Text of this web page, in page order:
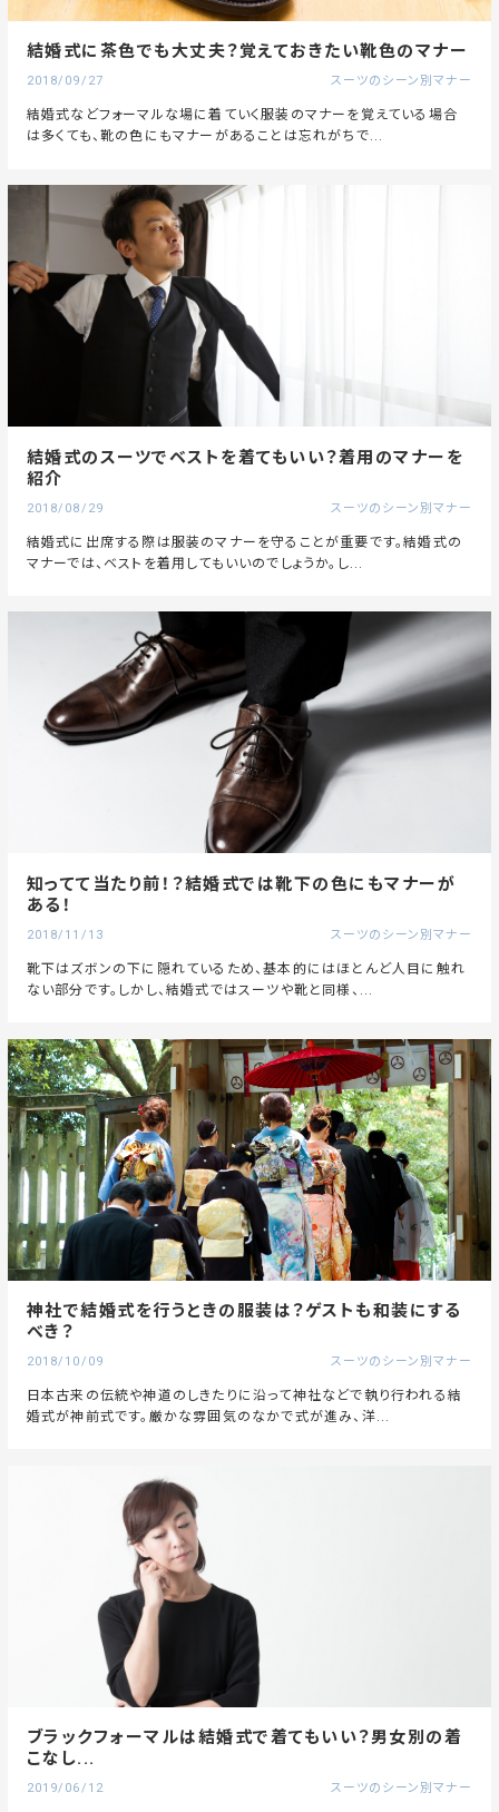
結婚式に茶色でも大丈夫？覚えておきたい靴色のマナー
2018/09/27 スーツのシーン別マナー
結婚式などフォーマルな場に着ていく服装のマナーを覚えている場合
は多くても、靴の色にもマナーがあることは忘れがちで...
結婚式のスーツでベストを着てもいい？着用のマナーを
紹介
2018/08/29 スーツのシーン別マナー
結婚式に出席する際は服装のマナーを守ることが重要です。結婚式の
マナーでは、ベストを着用してもいいのでしょうか。し...
知ってて当たり前！？結婚式では靴下の色にもマナーが
ある！
2018/11/13 スーツのシーン別マナー
靴下はズボンの下に隠れているため、基本的にはほとんど人目に触れ
ない部分です。しかし、結婚式ではスーツや靴と同様、...
神社で結婚式を行うときの服装は？ゲストも和装にする
べき？
2018/10/09 スーツのシーン別マナー
日本古来の伝統や神道のしきたりに沿って神社などで執り行われる結
婚式が神前式です。厳かな雰囲気のなかで式が進み、洋...
ブラックフォーマルは結婚式で着てもいい？男女別の着
こなし...
2019/06/12 スーツのシーン別マナー